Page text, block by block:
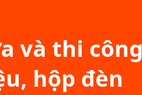
và thi công
hộp đèn